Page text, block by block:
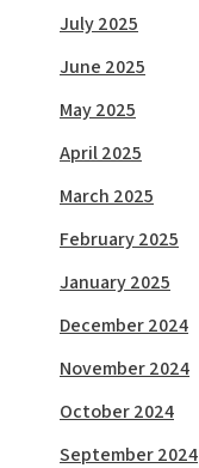
July 2025
June 2025
May 2025
April 2025
March 2025
February 2025
January 2025
December 2024
November 2024
October 2024
September 2024